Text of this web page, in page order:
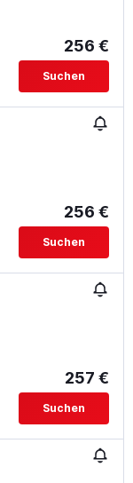
256 €
Suchen
256 €
Suchen
257 €
Suchen